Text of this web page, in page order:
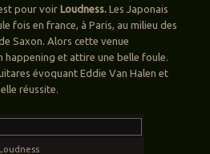
pour voir Loudness.Les Japonais
fois en france, à Paris, au milieu des
Saxon. Alors cette venue
happening et attire une belle foule.
évoquant Eddie Van Halen et
réussite.
Loudness